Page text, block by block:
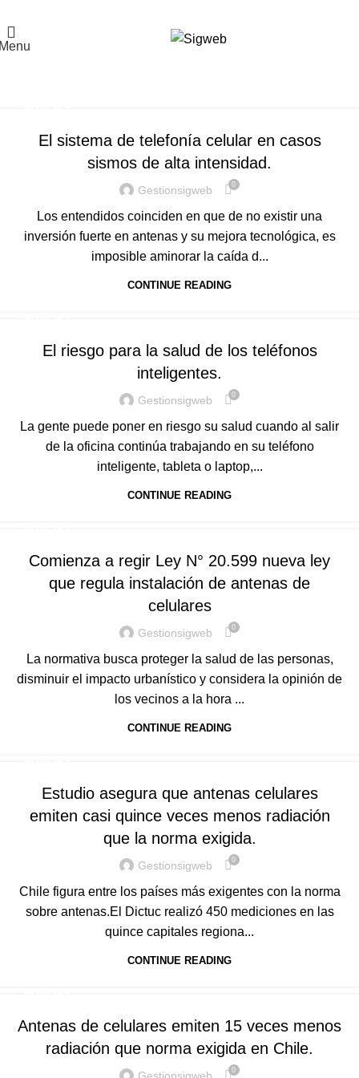
El sistema de telefonía celular en casos
sismos de alta intensidad.
Gestionsigweb 0
Los entendidos coinciden en que de no existir una
inversión fuerte en antenas y su mejora tecnológica, es
imposible aminorar la caída d...
CONTINUE READING
El riesgo para la salud de los teléfonos
inteligentes.
Gestionsigweb 0
La gente puede poner en riesgo su salud cuando al salir
de la oficina continúa trabajando en su teléfono
inteligente, tableta o laptop,...
CONTINUE READING
Comienza a regir Ley N° 20.599 nueva ley
que regula instalación de antenas de
celulares
Gestionsigweb 0
La normativa busca proteger la salud de las personas,
disminuir el impacto urbanístico y considera la opinión de
los vecinos a la hora ...
CONTINUE READING
Estudio asegura que antenas celulares
emiten casi quince veces menos radiación
que la norma exigida.
Gestionsigweb 0
Chile figura entre los países más exigentes con la norma
sobre antenas.El Dictuc realizó 450 mediciones en las
quince capitales regiona...
CONTINUE READING
Antenas de celulares emiten 15 veces menos
radiación que norma exigida en Chile.
Gestionsigweb 0